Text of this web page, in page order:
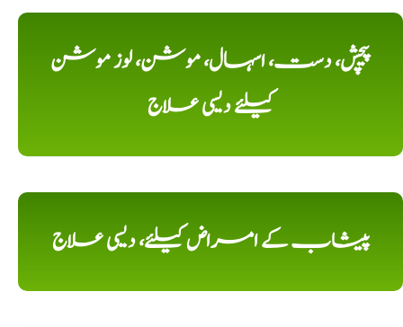
پیچش، دست، اسہال، موشن، لوز موشن
کیلئے دیسی علاج
پیشاب کے امراض کیلئے، دیسی علاج